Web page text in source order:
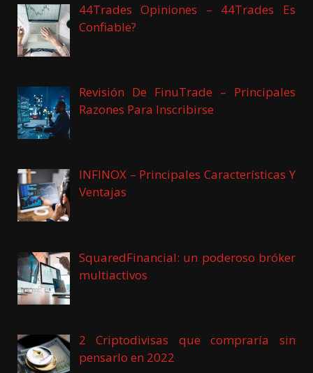
44Trades Opiniones – 44Trades Es
Confiable?
Revisión De FinuTrade – Principales
Razones Para Inscribirse
INFINOX – Principales Características Y
Ventajas
SquaredFinancial: un poderoso bróker
multiactivos
2 Criptodivisas que compraría sin
pensarlo en 2022